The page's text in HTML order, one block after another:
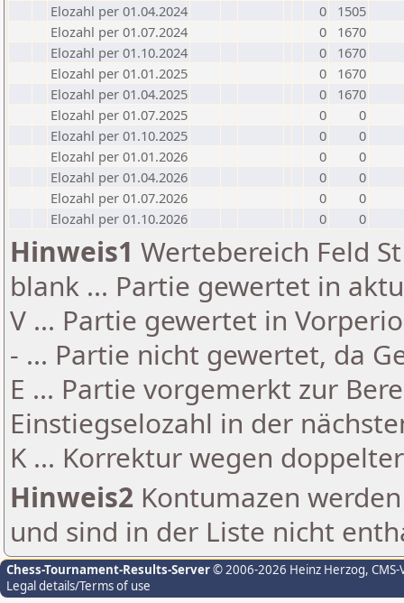
Elozahl per 01.04.2024
0
1505
Elozahl per 01.07.2024
0
1670
Elozahl per 01.10.2024
0
1670
Elozahl per 01.01.2025
0
1670
Elozahl per 01.04.2025
0
1670
Elozahl per 01.07.2025
0
0
Elozahl per 01.10.2025
0
0
Elozahl per 01.01.2026
0
0
Elozahl per 01.04.2026
0
0
Elozahl per 01.07.2026
0
0
Elozahl per 01.10.2026
0 0
Hinweis1 Wertebereich Feld
blank ... Partie gewertet in
V ... Partie gewertet in
- ... Partie nicht gewertet, da
E ... Partie vorgemerkt zur
Einstiegselozahl in der
K ... Korrektur wegen
Hinweis2 Kontumazen
und sind in der Liste nicht
Chess-Tournament-Results-Server© 2006-2026 Heinz Herzog,
Legal details/Terms of use